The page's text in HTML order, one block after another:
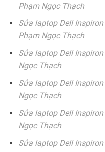
Phạm Ngọc Thạch
Sửa laptop Dell
Phạm Ngọc Thạch
Sửa laptop Dell
Ngọc Thạch
Sửa laptop Dell
Ngọc Thạch
Sửa laptop Dell
Ngọc Thạch
Sửa laptop Dell